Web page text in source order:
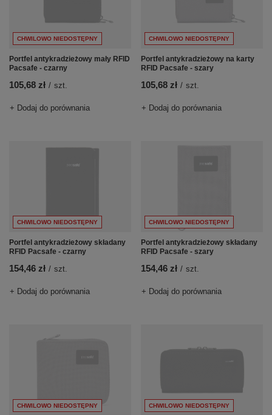
CHWILOWO NIEDOSTĘPNY
Portfel antykradzieżowy mały RFID
Pacsafe - czarny
105,68 zł / szt.
+ Dodaj do porównania
CHWILOWO NIEDOSTĘPNY
Portfel antykradzieżowy na karty
RFID Pacsafe - szary
105,68 zł / szt.
+ Dodaj do porównania
CHWILOWO NIEDOSTĘPNY
Portfel antykradzieżowy składany
RFID Pacsafe - czarny
154,46 zł / szt.
+ Dodaj do porównania
CHWILOWO NIEDOSTĘPNY
Portfel antykradzieżowy składany
RFID Pacsafe - szary
154,46 zł / szt.
+ Dodaj do porównania
CHWILOWO NIEDOSTĘPNY CHWILOWO NIEDOSTĘPNY